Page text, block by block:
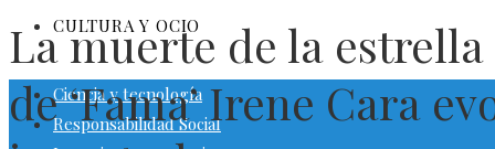
CULTURA Y OCIO
Ciencia y tecnología
Responsabilidad Social
La muerte de la
de ‘Fama’ Irene Cara